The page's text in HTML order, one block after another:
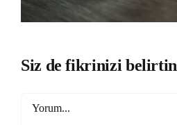
Siz de fikrinizi belirtin
Yorum